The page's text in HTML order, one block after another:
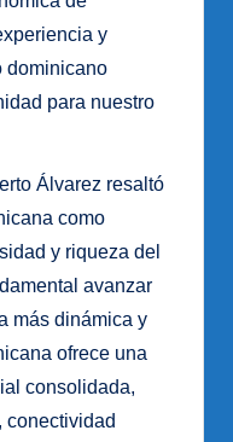
y
dominicano
para nuestro
Álvarez resaltó
como
y riqueza del
avanzar
más dinámica y
ofrece una
consolidada,
conectividad